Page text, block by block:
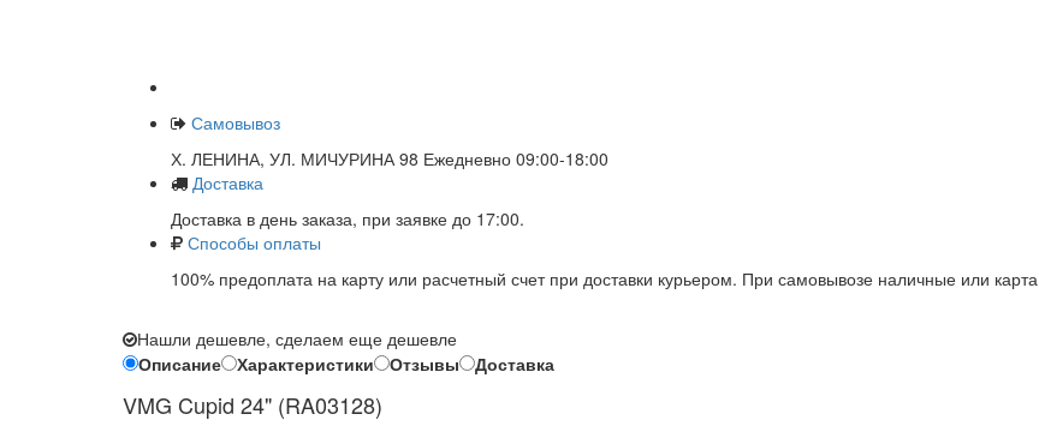
Самовывоз
Х. ЛЕНИНА, УЛ. МИЧУРИНА 98 Ежедневно 09:00-18:00
Доставка
Доставка в день заказа, при заявке до 17:00.
Способы оплаты
100% предоплата на карту или расчетный счет при доставки курьером. При самовывозе наличные или карта
Нашли дешевле, сделаем еще дешевле
Описание
Характеристики Отзывы Доставка
VMG Cupid 24" (RA03128)